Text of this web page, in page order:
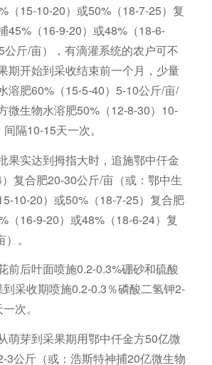
（15-10-20）或50%（18-7-25）复
45%（16-9-20）或48%（18-6-
斤/亩），有滴灌系统的农户可不
期开始到采收结束前一个月，少量
溶肥60%（15-5-40）5-10公斤/亩/
微生物水溶肥50%（12-8-30）10-
隔10-15天一次。
果实达到拇指大时，追施鄂中仟金
复合肥20-30公斤/亩（或：鄂中生
10-20）或50%（18-7-25）复合肥
（16-9-20）或48%（18-6-24）复
。
前后叶面喷施0.2-0.3%硼砂和硫酸
采收期喷施0.2-0.3％磷酸二氢钾2-
次。
萌芽到采果期用鄂中仟金方50亿微
3公斤（或：浩斯特神捕20亿微生物